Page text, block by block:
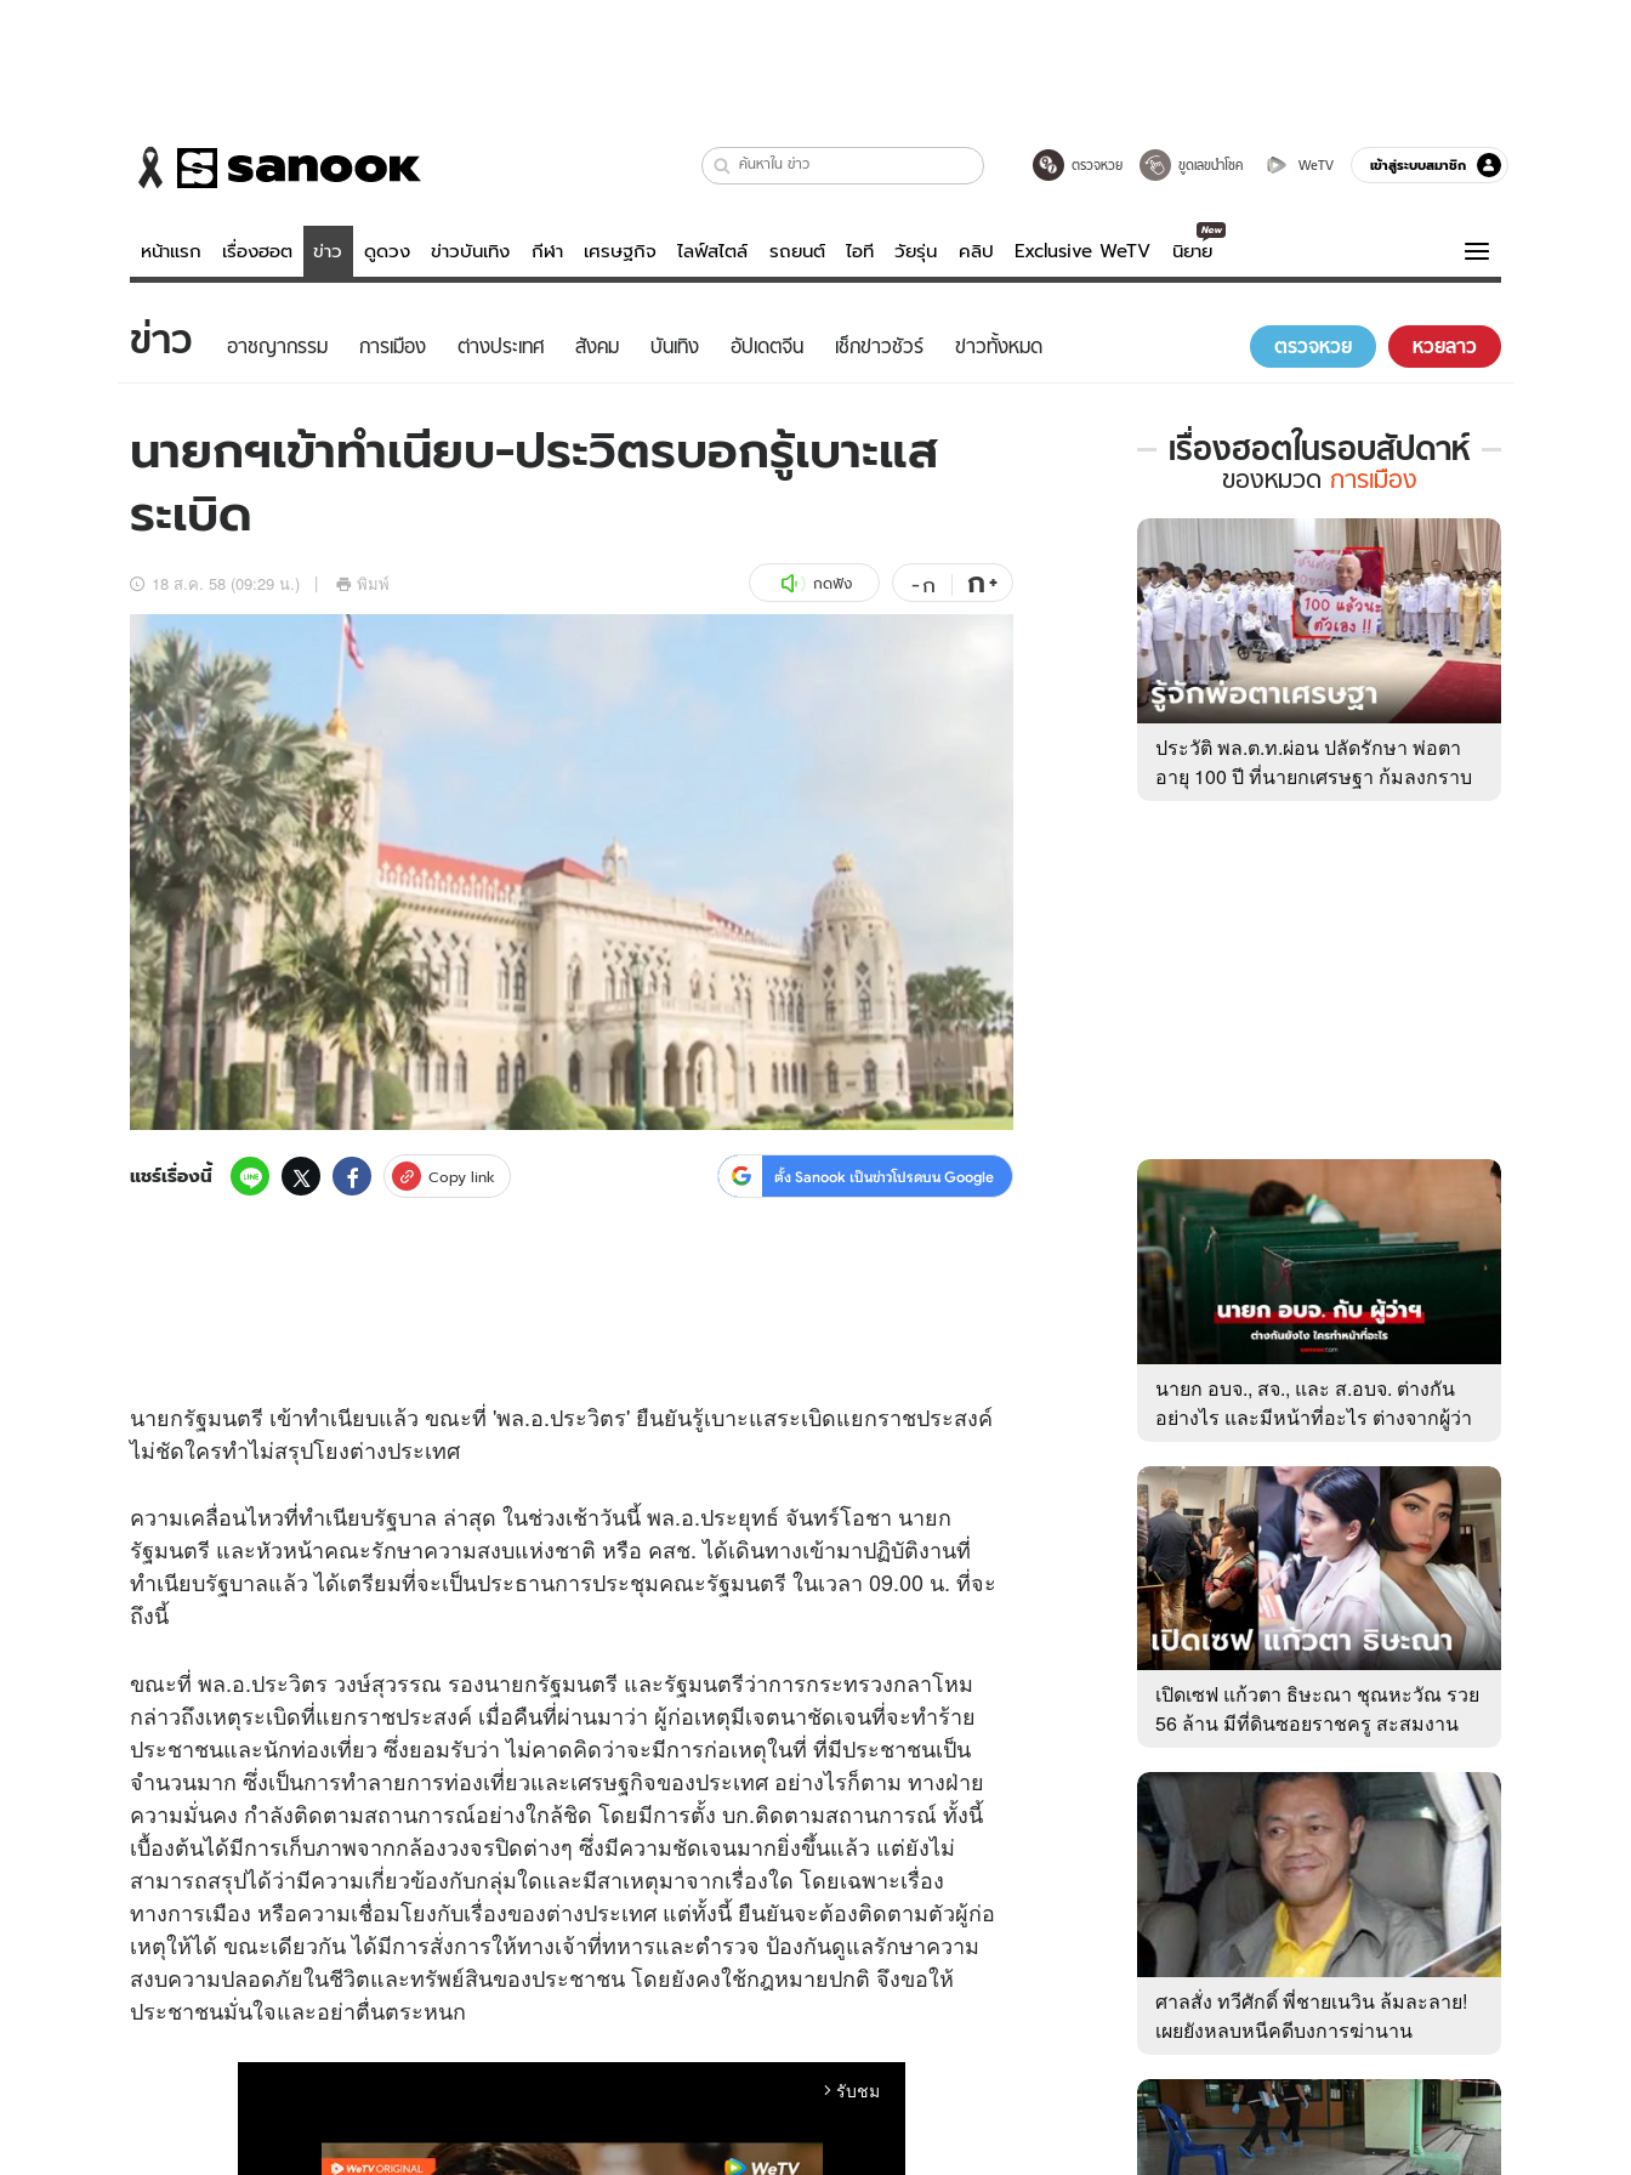
ตรวจหวย ขูดเลขนำโชค WeTV เข้าสู่ระบบสมาชิก
หน้าแรก เรื่องฮอต ข่าว ดูดวง ข่าวบันเทิง กีฬา เศรษฐกิจ ไลฟ์สไตล์ รถยนต์ ไอที วัยรุ่น คลิป Exclusive WeTV นิยาย
ข่าว
ข่าวบันเทิง
ข่าวกีฬา
ข่าวเศรษฐกิจ
อัปเดตจีน
เช็กข่าวชัวร์
ดูดวง - ตรวจหวย
สถิติหวยไทย
ไลฟ์สไตล์
วัยรุ่น
สุขภาพ
เที่ยว-กิน
บันเทิงครบรส
ดูทีวี
ความรู้รอบตัว
ฮาวทู
ดาวน์โหลดสนุกแอปฟรี
สงวนลิขสิทธิ์ © 2569บริษัท อิมเมจ ฟิวเจอร์ (ประเทศไทย) จำกัด
ข่าว อาชญากรรม การเมือง ต่างประเทศ สังคม บันเทิง อัปเดตจีน เช็กข่าวชัวร์ ข่าวทั้งหมด ตรวจหวย หวยลาว
นายกฯเข้าทำเนียบ-ประวิตรบอกรู้เบาะแส
ระเบิด
18 ส.ค. 58 (09:29 น.) พิมพ์ กดฟัง -ก ก+
แชร์เรื่องนี้ Copy link ตั้ง Sanook เป็นข่าวโปรดบน Google
นายกรัฐมนตรี เข้าทำเนียบแล้ว ขณะที่ 'พล.อ.ประวิตร' ยืนยันรู้เบาะแสระเบิดแยกราชประสงค์
ไม่ชัดใครทำไม่สรุปโยงต่างประเทศ
ความเคลื่อนไหวที่ทำเนียบรัฐบาล ล่าสุด ในช่วงเช้าวันนี้ พล.อ.ประยุทธ์ จันทร์โอชา นายก
รัฐมนตรี และหัวหน้าคณะรักษาความสงบแห่งชาติ หรือ คสช. ได้เดินทางเข้ามาปฏิบัติงานที่
ทำเนียบรัฐบาลแล้ว ได้เตรียมที่จะเป็นประธานการประชุมคณะรัฐมนตรี ในเวลา 09.00 น. ที่จะ
ถึงนี้
ขณะที่ พล.อ.ประวิตร วงษ์สุวรรณ รองนายกรัฐมนตรี และรัฐมนตรีว่าการกระทรวงกลาโหม
กล่าวถึงเหตุระเบิดที่แยกราชประสงค์ เมื่อคืนที่ผ่านมาว่า ผู้ก่อเหตุมีเจตนาชัดเจนที่จะทำร้าย
ประชาชนและนักท่องเที่ยว ซึ่งยอมรับว่า ไม่คาดคิดว่าจะมีการก่อเหตุในที่ ที่มีประชาชนเป็น
จำนวนมาก ซึ่งเป็นการทำลายการท่องเที่ยวและเศรษฐกิจของประเทศ อย่างไรก็ตาม ทางฝ่าย
ความมั่นคง กำลังติดตามสถานการณ์อย่างใกล้ชิด โดยมีการตั้ง บก.ติดตามสถานการณ์ ทั้งนี้
เบื้องต้นได้มีการเก็บภาพจากกล้องวงจรปิดต่างๆ ซึ่งมีความชัดเจนมากยิ่งขึ้นแล้ว แต่ยังไม่
สามารถสรุปได้ว่ามีความเกี่ยวข้องกับกลุ่มใดและมีสาเหตุมาจากเรื่องใด โดยเฉพาะเรื่อง
ทางการเมือง หรือความเชื่อมโยงกับเรื่องของต่างประเทศ แต่ทั้งนี้ ยืนยันจะต้องติดตามตัวผู้ก่อ
เหตุให้ได้ ขณะเดียวกัน ได้มีการสั่งการให้ทางเจ้าที่ทหารและตำรวจ ป้องกันดูแลรักษาความ
สงบความปลอดภัยในชีวิตและทรัพย์สินของประชาชน โดยยังคงใช้กฎหมายปกติ จึงขอให้
ประชาชนมั่นใจและอย่าตื่นตระหนก
arrow_forward_ios รับชม
เรื่องฮอตในรอบสัปดาห์
เรื่อง
ใน
สัปดาห์
ของ
หมวด
การเมือง
ของหมวด การเมือง
ประวัติ พล.ต.ท.ผ่อน ปลัดรักษา พ่อตา
อายุ 100 ปี ที่นายกเศรษฐา ก้มลงกราบ
นายก อบจ., สจ., และ ส.อบจ. ต่างกัน
อย่างไร และมีหน้าที่อะไร ต่างจากผู้ว่า
เปิดเซฟ แก้วตา ธิษะณา ชุณหะวัณ รวย
56 ล้าน มีที่ดินซอยราชครู สะสมงาน
ศาลสั่ง ทวีศักดิ์ พี่ชายเนวิน ล้มละลาย!
เผยยังหลบหนีคดีบงการฆ่านาน